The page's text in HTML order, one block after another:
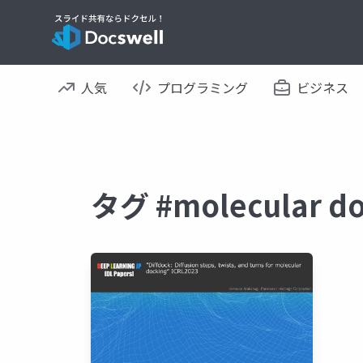
人気 プログラミング ビジネス
タグ #molecular